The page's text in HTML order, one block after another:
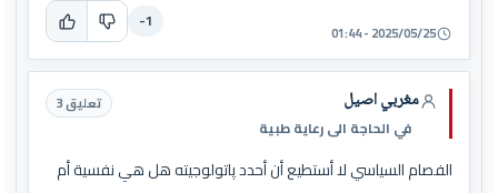
2025/05/25 - 01:44
-1
مغربي اصيل
في الحاجة الى رعاية طبية
تعليق 3
الفصام السياسي لا أستطيع أن أحدد پاتولوجيته هل هي نفسية أم